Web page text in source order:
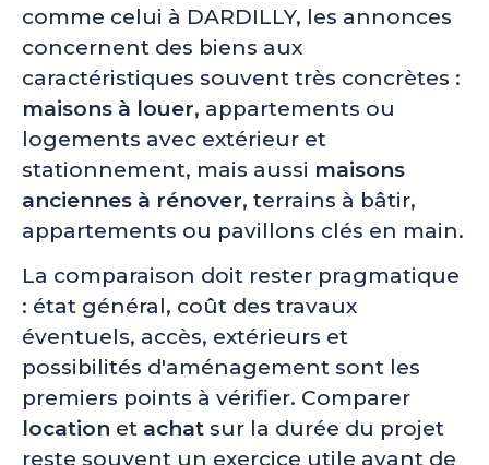
comme celui à DARDILLY, les annonces
concernent des biens aux
caractéristiques souvent très concrètes :
maisons à louer, appartements ou
logements avec extérieur et
stationnement, mais aussi maisons
anciennes à rénover, terrains à bâtir,
appartements ou pavillons clés en main.
La comparaison doit rester pragmatique
: état général, coût des travaux
éventuels, accès, extérieurs et
possibilités d'aménagement sont les
premiers points à vérifier. Comparer
location et achat sur la durée du projet
reste souvent un exercice utile avant de